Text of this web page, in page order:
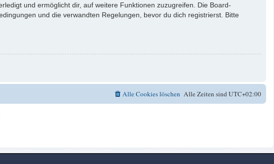
und ermöglicht dir, auf weitere Funktionen zuzugreifen. Die Board-
und die verwandten Regelungen, bevor du dich registrierst. Bitte
Alle Zeiten sindUTC+02:00
Alle Cookies löschen